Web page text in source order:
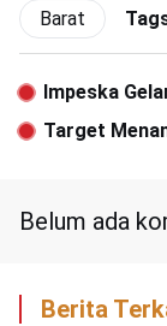
Barat
Impeska
Singkil
Target
Belum ada
Berita